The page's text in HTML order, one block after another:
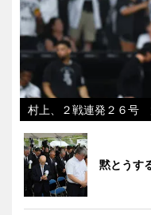
村上、２戦連発２６号
黙とうす